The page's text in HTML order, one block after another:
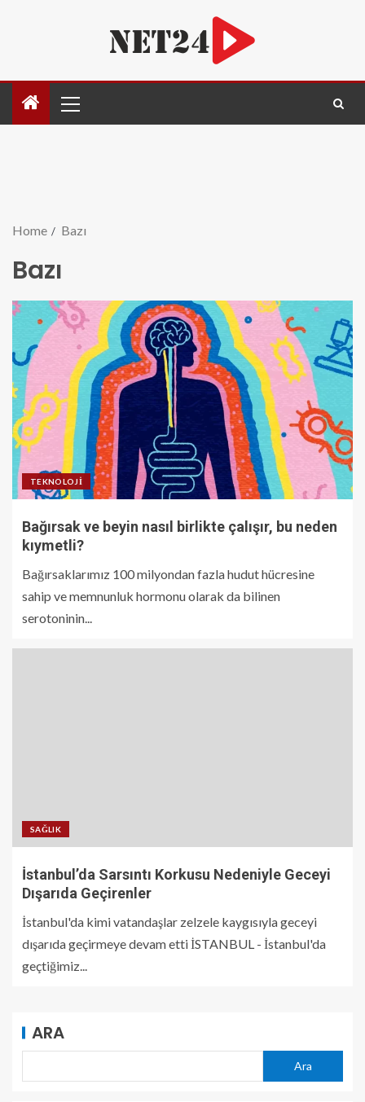
Home Bazı
Bazı
TEKNOLOJI
Bağırsak ve beyin nasıl birlikte çalışır, bu neden
kıymetli?
Bağırsaklarımız 100 milyondan fazla hudut hücresine
sahip ve memnunluk hormonu olarak da bilinen
serotoninin...
SAĞLIK
İstanbul’da Sarsıntı Korkusu Nedeniyle Geceyi
Dışarıda Geçirenler
İstanbul'da kimi vatandaşlar zelzele kaygısıyla geceyi
dışarıda geçirmeye devam etti İSTANBUL - İstanbul'da
geçtiğimiz...
ARA
Ara